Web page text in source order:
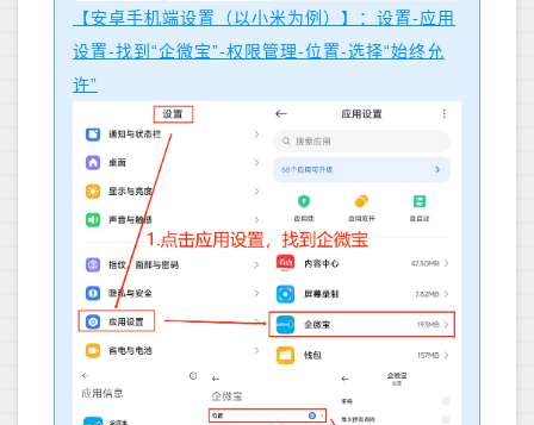
【安卓手机端设置（以小米为例）】：设置-应用
设置-找到“企微宝”-权限管理-位置-选择“始终允
许”